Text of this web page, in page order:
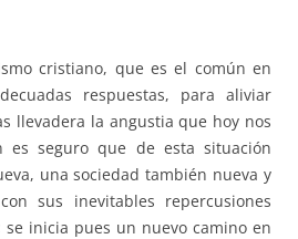
cristiano, que es el común en
respuestas, para aliviar
llevadera la angustia que hoy nos
es seguro que de esta situación
una sociedad también nueva y
sus inevitables repercusiones
se inicia pues un nuevo camino en